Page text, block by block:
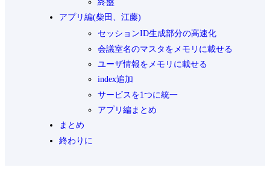
終盤
アプリ編(柴田、江藤)
セッションID生成部分の高速化
会議室名のマスタをメモリに載せる
ユーザ情報をメモリに載せる
index追加
サービスを1つに統一
アプリ編まとめ
まとめ
終わりに